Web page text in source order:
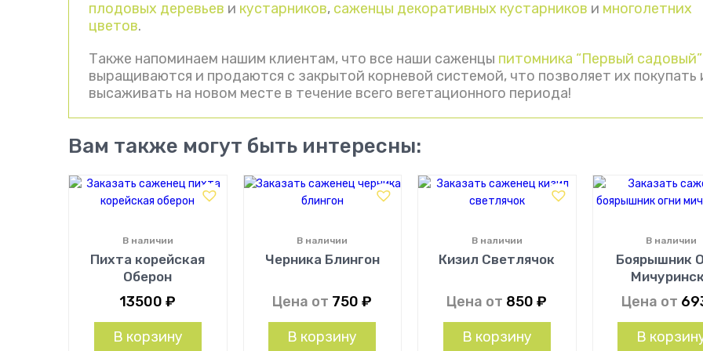
плодовых деревьев и кустарников, саженцы декоративных кустарников и многолетних
цветов.
Также напоминаем нашим клиентам, что все наши саженцы питомника “Первый садовый”
выращиваются и продаются с закрытой корневой системой, что позволяет их покупать
высаживать на новом месте в течение всего вегетационного периода!
Вам также могут быть интересны:
Пихта корейская
Оберон
В наличии
13500₽
В корзину
Черника Блингон
В наличии
Цена от 750₽
В корзину
Кизил Светлячок
В наличии
Цена от 850₽
В корзину
Боярышник
В наличии
Цена от
В